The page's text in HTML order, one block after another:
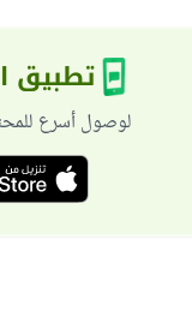
تطبيق
لوصول أسرع